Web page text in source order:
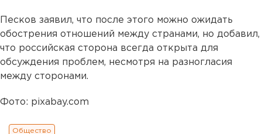
Песков заявил, что после этого можно ожидать
обострения отношений между странами, но добавил,
что российская сторона всегда открыта для
обсуждения проблем, несмотря на разногласия
между сторонами.
Фото: pixabay.com
Общество